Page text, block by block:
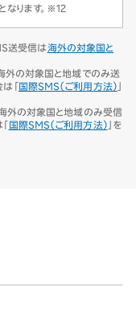
なります。※12
送受信は海外の対象国と
外の対象国と地域でのみ送
「国際SMS（ご利用方法）
外の対象国と地域のみ受信
国際SMS（ご利用方法） 」を